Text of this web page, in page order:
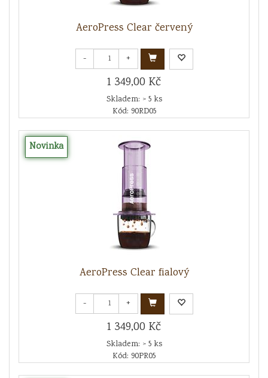
AeroPress Clear červený
- +
1 349,00 Kč
Skladem: > 5 ks
Kód: 90RD05
Novinka
AeroPress Clear fialový
- +
1 349,00 Kč
Skladem: > 5 ks
Kód: 90PR05